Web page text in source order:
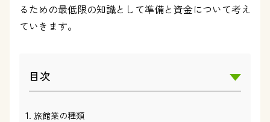
るための最低限の知識として準備と資金について考え
ていきます。
目次
旅館業の種類